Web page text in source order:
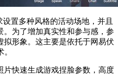
置多种风格的活动场地，并且
为了增加真实性和参与感，参
形象。这主要是依托于网易伏
快速生成游戏捏脸参数，高度